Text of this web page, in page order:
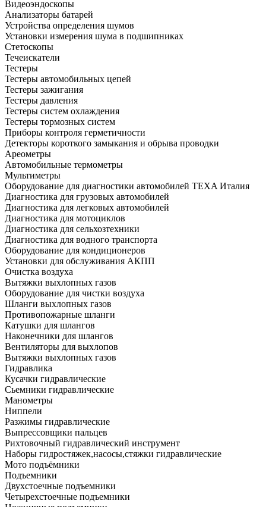
Видеоэндоскопы
Анализаторы батарей
Устройства определения шумов
Установки измерения шума в подшипниках
Стетоскопы
Течеискатели
Тестеры
Тестеры автомобильных цепей
Тестеры зажигания
Тестеры давления
Тестеры систем охлаждения
Тестеры тормозных систем
Приборы контроля герметичности
Детекторы короткого замыкания и обрыва проводки
Ареометры
Автомобильные термометры
Мультиметры
Оборудование для диагностики автомобилей TEXA Италия
Диагностика для грузовых автомобилей
Диагностика для легковых автомобилей
Диагностика для мотоциклов
Диагностика для сельхозтехники
Диагностика для водного транспорта
Оборудование для кондиционеров
Установки для обслуживания АКПП
Очистка воздуха
Вытяжки выхлопных газов
Оборудование для чистки воздуха
Шланги выхлопных газов
Противопожарные шланги
Катушки для шлангов
Наконечники для шлангов
Вентиляторы для выхлопов
Вытяжки выхлопных газов
Гидравлика
Кусачки гидравлические
Сьемники гидравлические
Манометры
Ниппели
Разжимы гидравлические
Выпрессовщики пальцев
Рихтовочный гидравлический инструмент
Наборы гидростяжек,насосы,стяжки гидравлические
Мото подъёмники
Подъемники
Двухстоечные подъемники
Четырехстоечные подъемники